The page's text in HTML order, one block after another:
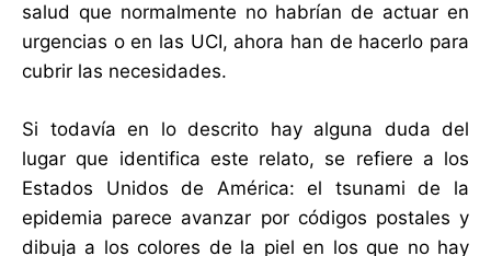
salud que normalmente no habrían de actuar en
urgencias o en las UCI, ahora han de hacerlo para
cubrir las necesidades.
Si todavía en lo descrito hay alguna duda del
lugar que identifica este relato, se refiere a los
Estados Unidos de América: el tsunami de la
epidemia parece avanzar por códigos postales y
dibuja a los colores de la piel en los que no hay